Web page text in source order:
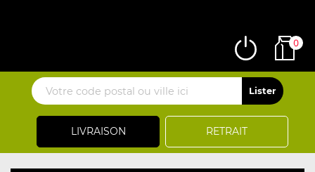
LIVRAISON RETRAIT
0